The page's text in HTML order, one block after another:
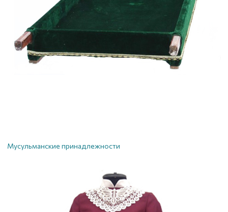
Мусульманские принадлежности